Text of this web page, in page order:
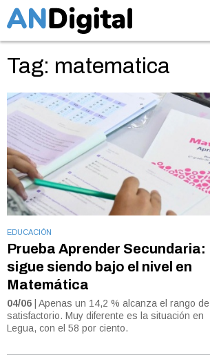
Tag: matematica
EDUCACIÓN
Prueba Aprender Secundaria:
sigue siendo bajo el nivel en
Matemática
04/06 | Apenas un 14,2 % alcanza el rango de
satisfactorio. Muy diferente es la situación en
Legua, con el 58 por ciento.